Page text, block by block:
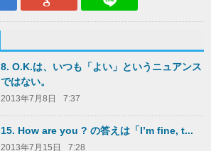
8. O.K.は、いつも「よい」というニュアンス
ではない。
2013年7月8日 7:37
15. How are you ? の答えは「I’m fine, t...
2013年7月15日 7:28